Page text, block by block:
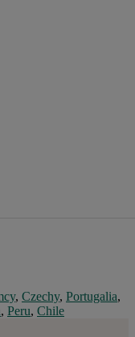
, Czechy, Portugalia,
, Peru, Chile